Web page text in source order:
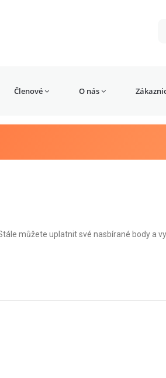
Členové O nás
můžete uplatnit své nasbírané body a